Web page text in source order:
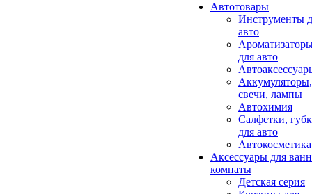
Автотовары
Инструменты
авто
для авто
Аккумуляторы,
свечи, лампы
Автохимия
Салфетки,
для авто
Автокосметика
Аксессуары для
комнаты
Детская серия